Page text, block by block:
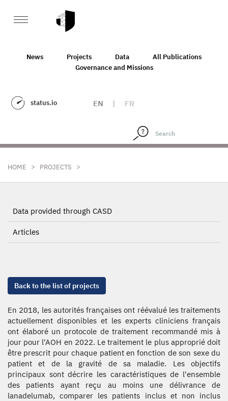
News Projects Data
All Publications
Governance and Missions
status.io EN | FR
HOME > PROJECTS >
Data provided through CASD
Articles
Back to the list of projects
En 2018, les autorités françaises ont réévalué les traitements
actuellement disponibles et les experts cliniciens français
ont élaboré un protocole de traitement recommandé mis à
jour pour l'AOH en 2022. Le traitement le plus approprié doit
être prescrit pour chaque patient en fonction de son sexe du
patient et de la gravité de sa maladie. Les objectifs
principaux sont décrire les caractéristiques de l'ensemble
des patients ayant reçu au moins une délivrance de
lanadelumab, comparer les patients inclus et non inclus